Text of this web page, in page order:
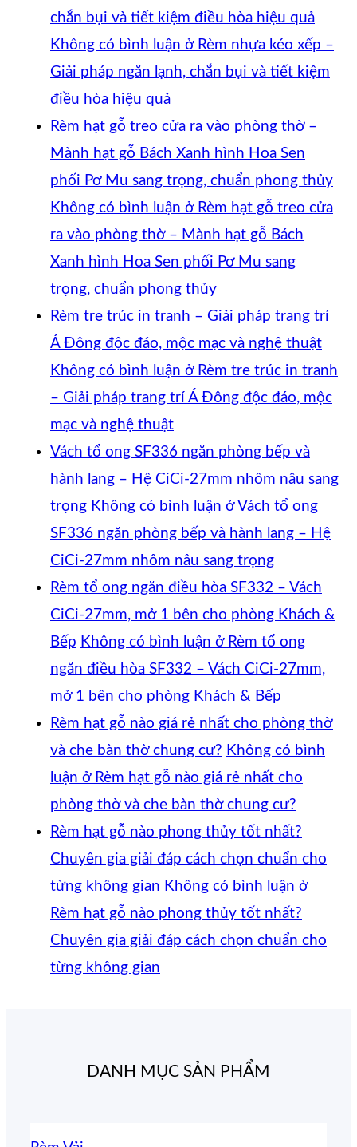
chắn bụi và tiết kiệm điều hòa hiệu quả
Không có bình luận ở Rèm nhựa kéo xếp –
Giải pháp ngăn lạnh, chắn bụi và tiết kiệm
điều hòa hiệu quả
Rèm hạt gỗ treo cửa ra vào phòng thờ –
Mành hạt gỗ Bách Xanh hình Hoa Sen
phối Pơ Mu sang trọng, chuẩn phong thủy
Không có bình luận ở Rèm hạt gỗ treo cửa
ra vào phòng thờ – Mành hạt gỗ Bách
Xanh hình Hoa Sen phối Pơ Mu sang
trọng, chuẩn phong thủy
Rèm tre trúc in tranh – Giải pháp trang trí
Á Đông độc đáo, mộc mạc và nghệ thuật
Không có bình luận ở Rèm tre trúc in tranh
– Giải pháp trang trí Á Đông độc đáo, mộc
mạc và nghệ thuật
Vách tổ ong SF336 ngăn phòng bếp và
hành lang – Hệ CiCi-27mm nhôm nâu sang
trọng Không có bình luận ở Vách tổ ong
SF336 ngăn phòng bếp và hành lang – Hệ
CiCi-27mm nhôm nâu sang trọng
Rèm tổ ong ngăn điều hòa SF332 – Vách
CiCi-27mm, mở 1 bên cho phòng Khách &
Bếp Không có bình luận ở Rèm tổ ong
ngăn điều hòa SF332 – Vách CiCi-27mm,
mở 1 bên cho phòng Khách & Bếp
Rèm hạt gỗ nào giá rẻ nhất cho phòng thờ
và che bàn thờ chung cư? Không có bình
luận ở Rèm hạt gỗ nào giá rẻ nhất cho
phòng thờ và che bàn thờ chung cư?
Rèm hạt gỗ nào phong thủy tốt nhất?
Chuyên gia giải đáp cách chọn chuẩn cho
từng không gian Không có bình luận ở
Rèm hạt gỗ nào phong thủy tốt nhất?
Chuyên gia giải đáp cách chọn chuẩn cho
từng không gian
DANH MỤC SẢN PHẨM